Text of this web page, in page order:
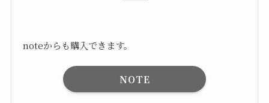
noteからも購入できます。
NOTE